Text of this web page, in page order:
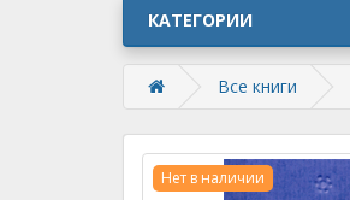
КАТЕГОРИИ
Все книги
Нет в наличии